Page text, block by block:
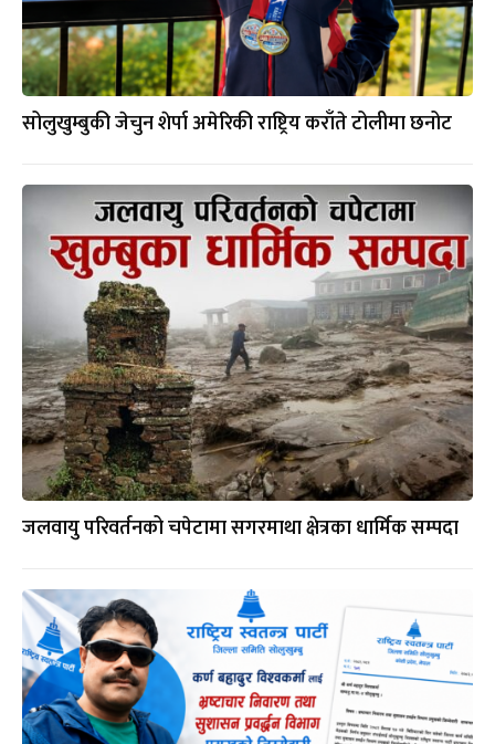
सोलुखुम्बुकी जेचुन शेर्पा अमेरिकी राष्ट्रिय कराँते टोलीमा छनोट
जलवायु परिवर्तनको चपेटामा सगरमाथा क्षेत्रका धार्मिक सम्पदा